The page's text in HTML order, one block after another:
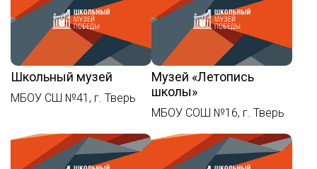
Школьный музей
МБОУ СШ №41, г. Тверь
Музей «Летопись
школы»
МБОУ СОШ №16, г. Тверь